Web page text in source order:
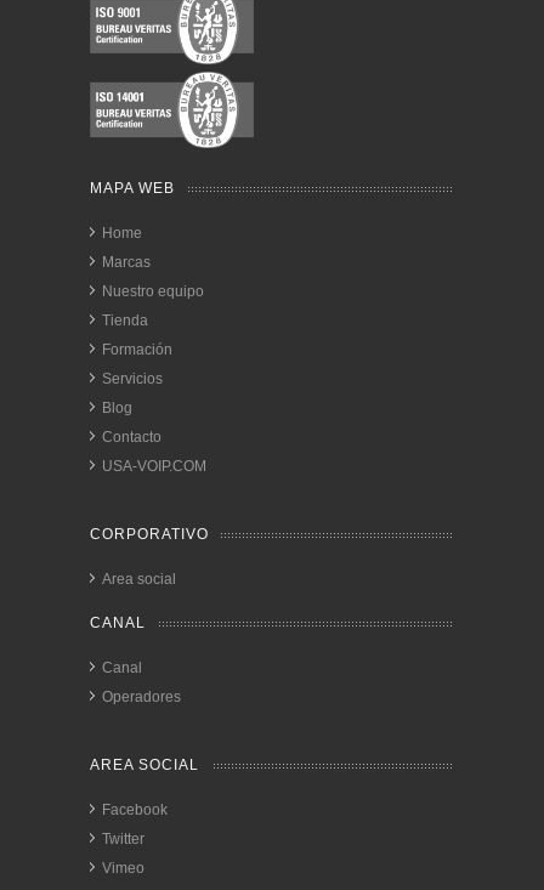
MAPA WEB
Home
Marcas
Nuestro equipo
Tienda
Formación
Servicios
Blog
Contacto
USA-VOIP.COM
CORPORATIVO
Area social
CANAL
Canal
Operadores
AREA SOCIAL
Facebook
Twitter
Vimeo